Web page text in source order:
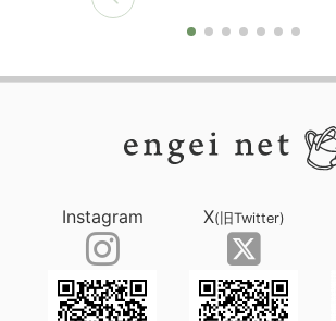
Instagram X(旧Twitter)